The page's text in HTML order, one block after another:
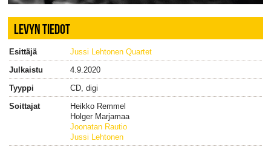
LEVYN TIEDOT
Esittäjä
Jussi Lehtonen Quartet
Julkaistu
4.9.2020
Tyyppi
CD, digi
Soittajat
Heikko Remmel
Holger Marjamaa
Joonatan Rautio
Jussi Lehtonen